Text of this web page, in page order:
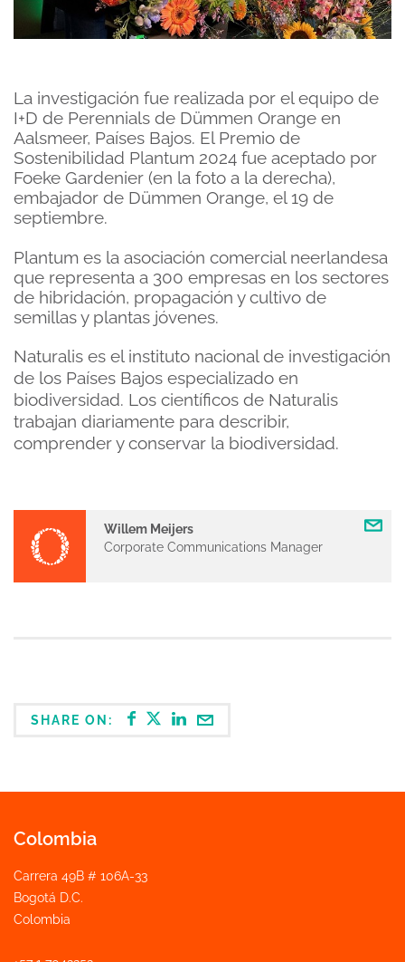
La investigación fue realizada por el equipo de
I+D de Perennials de Dümmen Orange en
Aalsmeer, Países Bajos. El Premio de
Sostenibilidad Plantum 2024 fue aceptado por
Foeke Gardenier (en la foto a la derecha),
embajador de Dümmen Orange, el 19 de
septiembre.
Plantum es la asociación comercial neerlandesa
que representa a 300 empresas en los sectores
de hibridación, propagación y cultivo de
semillas y plantas jóvenes.
Naturalis es el instituto nacional de investigación
de los Países Bajos especializado en
biodiversidad. Los científicos de Naturalis
trabajan diariamente para describir,
comprender y conservar la biodiversidad.
Willem Meijers
Corporate Communications Manager
SHARE ON:
Colombia
Carrera 49B # 106A-33
Bogotá D.C.
Colombia